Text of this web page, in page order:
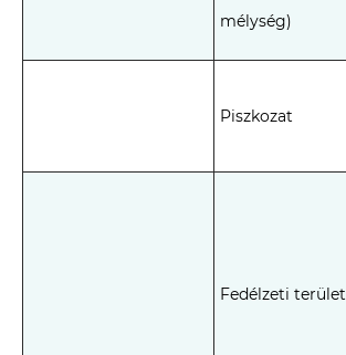
mélység)
Piszkozat
Fedélzeti terület